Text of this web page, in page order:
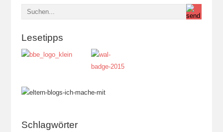
Lesetipps
Schlagwörter